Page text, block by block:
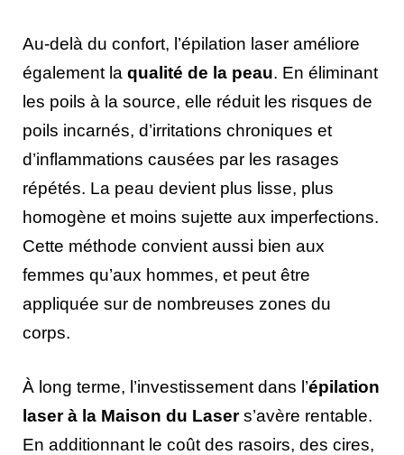
Au-delà du confort, l’épilation laser améliore
également la qualité de la peau. En éliminant
les poils à la source, elle réduit les risques de
poils incarnés, d’irritations chroniques et
d’inflammations causées par les rasages
répétés. La peau devient plus lisse, plus
homogène et moins sujette aux imperfections.
Cette méthode convient aussi bien aux
femmes qu’aux hommes, et peut être
appliquée sur de nombreuses zones du
corps.
À long terme, l’investissement dans l’épilation
laser à la Maison du Lasers’avère rentable.
En additionnant le coût des rasoirs, des cires,